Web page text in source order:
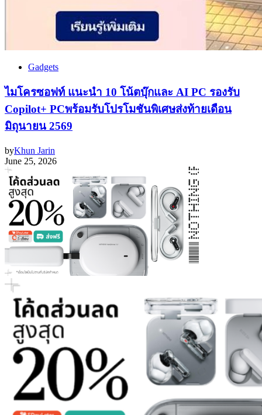
Gadgets
ไมโครซอฟท์ แนะนำ 10 โน้ตบุ๊กและ AI PC รองรับ
Copilot+ PCพร้อมรับโปรโมชันพิเศษส่งท้ายเดือน
มิถุนายน 2569
byKhun Jarin
June 25, 2026